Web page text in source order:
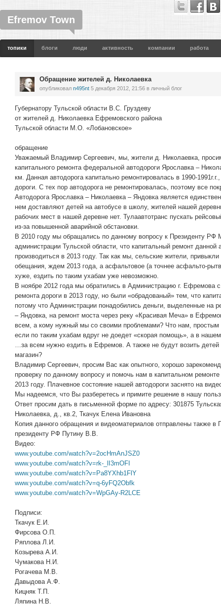
Efremov Town
топики блоги люди активность компании работа
Обращение жителей д. Николаевка
опубликовал n495nt 5 декабря 2012, 21:56 в личный блог
Губернатору Тульской области В.С. Груздеву
от жителей д. Николаевка Ефремовского района
Тульской области М.О. «Лобановское»
обращение
Уважаемый Владимир Сергеевич, мы, жители д. Николаевка,
капитального ремонта федеральной автодороги Ярославка –
км. Данная автодорога капитально ремонтировалась в 1990-
дороги. С тех пор автодорога не ремонтировалась, поэтому все
Автодорога Ярославка – Николаевка – Яндовка является
нем доставляют детей на автобусе в школу, жителей нашей
рабочих мест в нашей деревне нет. Тулаавтотранс пускать
из-за повышенной аварийной обстановки.
В 2010 году мы обращались по данному вопросу к Президенту
администрации Тульской области, что капитальный ремонт данной
производиться в 2013 году. Так как мы, сельские жители,
обещания, ждем 2013 года, а асфальтовое (а точнее асфальто-
хуже, ездить по таким ухабам уже невозможно.
В ноябре 2012 года мы обратились в Администрацию г. Ефремова
ремонта дороги в 2013 году, но были «обрадованый» тем, что
потому что Администрации понадобились деньги, выделенные на
– Яндовка, на ремонт моста через реку «Красивая Меча» в
всем, а кому нужный мы со своими проблемами? Что нам, простым
если по таким ухабам вдруг не доедет «скорая помощь», а в
…за всем нужно ездить в Ефремов. А также не будут возить
магазин?
Владимир Сергеевич, просим Вас как опытного, хорошо
проверку по данному вопросу и помочь нам в капитальном
2013 году. Плачевное состояние нашей автодороги заснято на
Мы надеемся, что Вы разберетесь и примите решение в нашу
Ответ просим дать в письменной форме по адресу: 301875
Николаевка, д., кв.2, Ткачук Елена Ивановна
Копия данного обращения и видеоматериалов отправлены также
президенту РФ Путину В.В.
Видео:
www.youtube.com/watch?v=2ocHmAnJSZ0
www.youtube.com/watch?v=rk-_lI3mOFI
www.youtube.com/watch?v=Pa8YXhb1FlY
www.youtube.com/watch?v=q-6yFQ2Obfk
www.youtube.com/watch?v=WpGAy-R2LCE
Подписи:
Ткачук Е.И.
Фирсова О.П.
Ряплова Л.И.
Козырева А.И.
Чумакова Н.И.
Рогачева М.В.
Давыдова А.Ф.
Кицняк Т.П.
Ляпина Н.В.